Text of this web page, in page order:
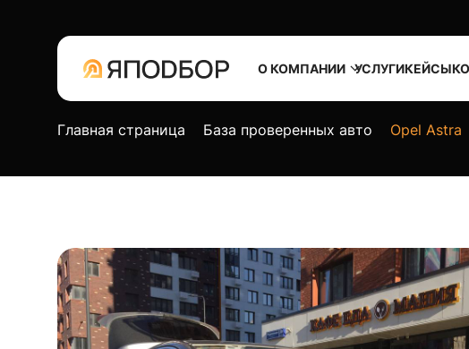
О КОМПАНИИ УСЛУГИКЕЙСЫ
Главная страница База проверенных авто Opel Astra